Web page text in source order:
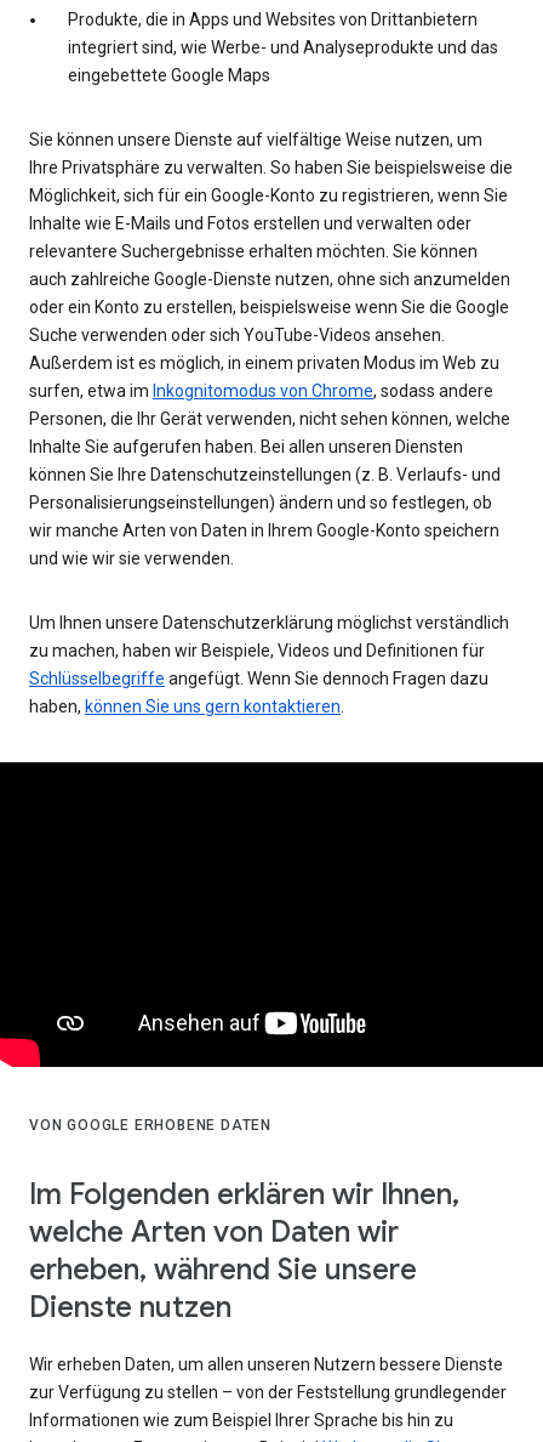
Produkte, die in Apps und Websites von Drittanbietern
integriert sind, wie Werbe- und Analyseprodukte und das
eingebettete Google Maps
Sie können unsere Dienste auf vielfältige Weise nutzen, um
Ihre Privatsphäre zu verwalten. So haben Sie beispielsweise die
Möglichkeit, sich für ein Google-Konto zu registrieren, wenn Sie
Inhalte wie E-Mails und Fotos erstellen und verwalten oder
relevantere Suchergebnisse erhalten möchten. Sie können
auch zahlreiche Google-Dienste nutzen, ohne sich anzumelden
oder ein Konto zu erstellen, beispielsweise wenn Sie die Google
Suche verwenden oder sich YouTube-Videos ansehen.
Außerdem ist es möglich, in einem privaten Modus im Web zu
surfen, etwa im Inkognitomodus von Chrome, sodass andere
Personen, die Ihr Gerät verwenden, nicht sehen können, welche
Inhalte Sie aufgerufen haben. Bei allen unseren Diensten
können Sie Ihre Datenschutzeinstellungen (z. B. Verlaufs- und
Personalisierungseinstellungen) ändern und so festlegen, ob
wir manche Arten von Daten in Ihrem Google-Konto speichern
und wie wir sie verwenden.
Um Ihnen unsere Datenschutzerklärung möglichst verständlich
zu machen, haben wir Beispiele, Videos und Definitionen für
Schlüsselbegriffe angefügt. Wenn Sie dennoch Fragen dazu
haben, können Sie uns gern kontaktieren
VON GOOGLE ERHOBENE DATEN
Im Folgenden erklären wir Ihnen,
welche Arten von Daten wir
erheben, während Sie unsere
Dienste nutzen
Wir erheben Daten, um allen unseren Nutzern bessere Dienste
zur Verfügung zu stellen – von der Feststellung grundlegender
Informationen wie zum Beispiel Ihrer Sprache bis hin zu